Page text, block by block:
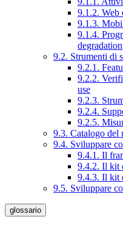
9.1.2. Web
9.1.3.
9.1.4.
degradation
9.2. Strumenti di
9.2.1.
9.2.2.
use
9.2.3.
9.2.4.
9.2.5.
9.3. Catalogo del
9.4. Sviluppare
9.4.1. Il
9.4.2. Il kit
9.4.3. Il kit
9.5. Sviluppare
glossario